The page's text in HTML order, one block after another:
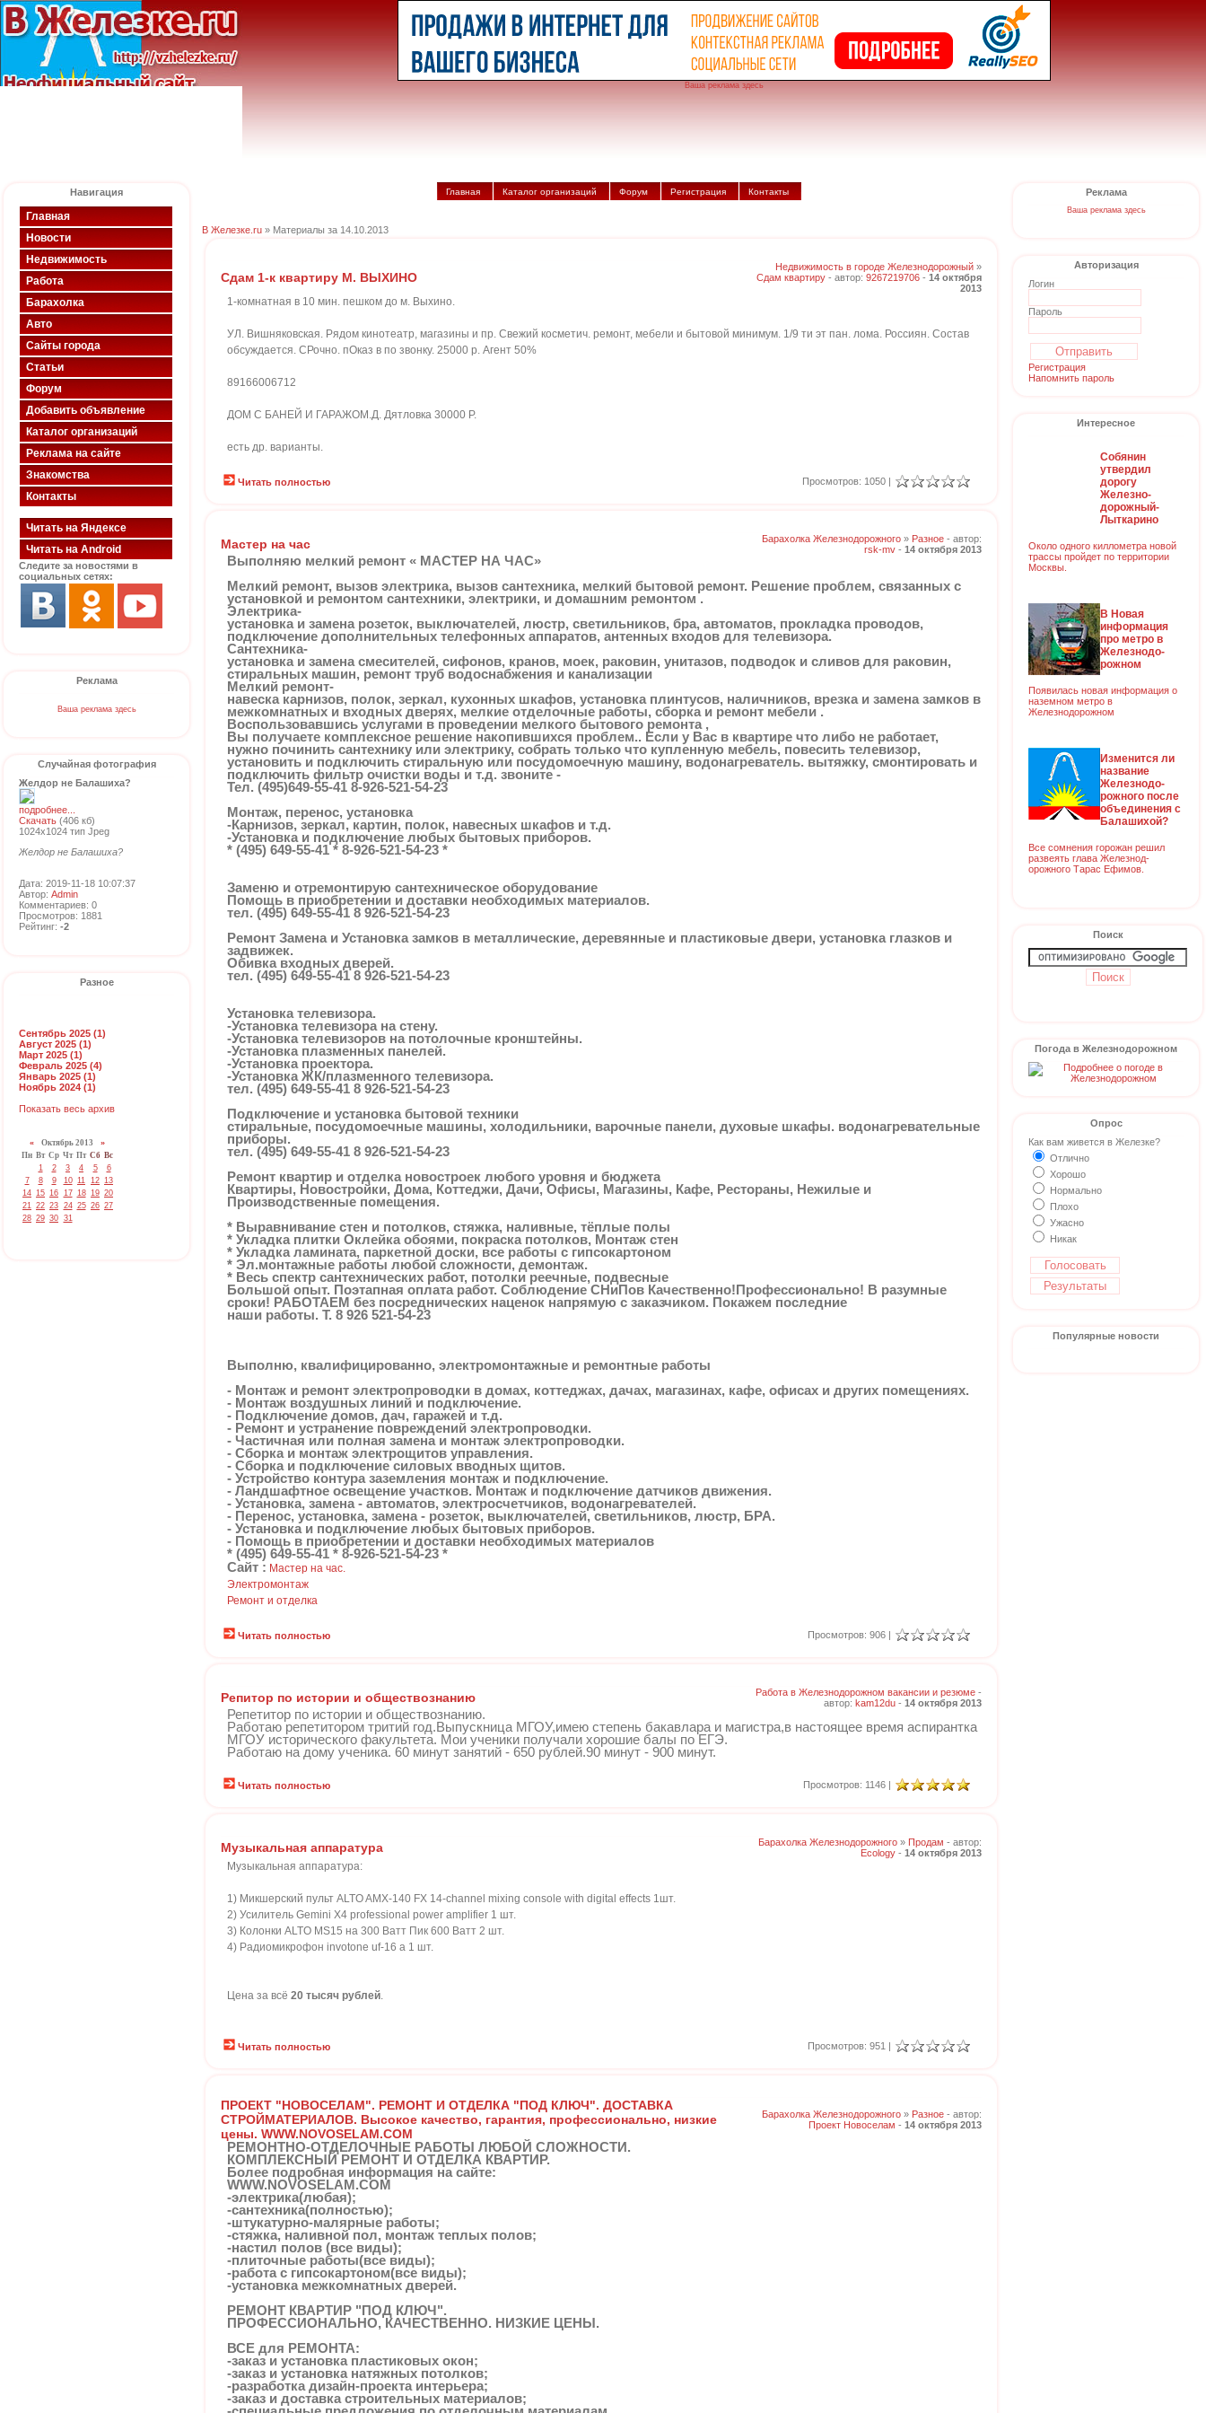
Ваша реклама здесь
Навигация
Главная
Новости
Недвижимость
Работа
Барахолка
Авто
Сайты города
Статьи
Форум
Добавить объявление
Каталог организаций
Реклама на сайте
Знакомства
Контакты
Читать на Яндексе
Читать на Android
Следите за новостями в
социальных сетях:
Реклама
Ваша реклама здесь
Случайная фотография
Желдор не Балашиха?
подробнее...
Скачать (406 кб)
1024x1024 тип Jpeg
Желдор не Балашиха?
Дата: 2019-11-18 10:07:37
Автор: Admin
Комментариев: 0
Просмотров: 1881
Рейтинг: -2
Разное
Сентябрь 2025 (1)
Август 2025 (1)
Март 2025 (1)
Февраль 2025 (4)
Январь 2025 (1)
Ноябрь 2024 (1)
Показать весь архив
« Октябрь 2013 »
Пн Вт Ср Чт Пт Сб Вс
1
2 3 4 5
6
7
8 9 10 11 12 13
14 15 16 17 18 19 20
21 22 23 24 25 26 27
28 29 30 31
Главная Каталог организаций Форум Регистрация Контакты
В Железке.ru » Материалы за 14.10.2013
Сдам 1-к квартиру М. ВЫХИНО
Недвижимость в городе Железнодорожный »
Сдам квартиру - автор: 9267219706 - 14 октября
2013
1-комнатная в 10 мин. пешком до м. Выхино.
УЛ. Вишняковская. Рядом кинотеатр, магазины и пр. Свежий косметич. ремонт, мебели и бытовой минимум. 1/9 ти эт пан. лома. Россиян. Состав
обсуждается. СРочно. пОказ в по звонку. 25000 р. Агент 50%
89166006712
ДОМ С БАНЕЙ И ГАРАЖОМ.Д. Дятловка 30000 Р.
есть др. варианты.
Читать полностью Просмотров: 1050 |
Мастер на час Барахолка Железнодорожного » Разное - автор:
rsk-mv - 14 октября 2013
Выполняю мелкий ремонт « МАСТЕР НА ЧАС»
Мелкий ремонт, вызов электрика, вызов сантехника, мелкий бытовой ремонт. Решение проблем, связанных с
установкой и ремонтом сантехники, электрики, и домашним ремонтом .
Электрика-
установка и замена розеток, выключателей, люстр, светильников, бра, автоматов, прокладка проводов,
подключение дополнительных телефонных аппаратов, антенных входов для телевизора.
Сантехника-
установка и замена смесителей, сифонов, кранов, моек, раковин, унитазов, подводок и сливов для раковин,
стиральных машин, ремонт труб водоснабжения и канализации
Мелкий ремонт-
навеска карнизов, полок, зеркал, кухонных шкафов, установка плинтусов, наличников, врезка и замена замков в
межкомнатных и входных дверях, мелкие отделочные работы, сборка и ремонт мебели .
Воспользовавшись услугами в проведении мелкого бытового ремонта ,
Вы получаете комплексное решение накопившихся проблем.. Если у Вас в квартире что либо не работает,
нужно починить сантехнику или электрику, собрать только что купленную мебель, повесить телевизор,
установить и подключить стиральную или посудомоечную машину, водонагреватель. вытяжку, смонтировать и
подключить фильтр очистки воды и т.д. звоните -
Тел. (495)649-55-41 8-926-521-54-23
Монтаж, перенос, установка
-Карнизов, зеркал, картин, полок, навесных шкафов и т.д.
-Установка и подключение любых бытовых приборов.
* (495) 649-55-41 * 8-926-521-54-23 *
Заменю и отремонтирую сантехническое оборудование
Помощь в приобретении и доставки необходимых материалов.
тел. (495) 649-55-41 8 926-521-54-23
Ремонт Замена и Установка замков в металлические, деревянные и пластиковые двери, установка глазков и
задвижек.
Обивка входных дверей.
тел. (495) 649-55-41 8 926-521-54-23
Установка телевизора.
-Установка телевизора на стену.
-Установка телевизоров на потолочные кронштейны.
-Установка плазменных панелей.
-Установка проектора.
-Установка ЖК/плазменного телевизора.
тел. (495) 649-55-41 8 926-521-54-23
Подключение и установка бытовой техники
стиральные, посудомоечные машины, холодильники, варочные панели, духовые шкафы. водонагревательные
приборы.
тел. (495) 649-55-41 8 926-521-54-23
Ремонт квартир и отделка новостроек любого уровня и бюджета
Квартиры, Новостройки, Дома, Коттеджи, Дачи, Офисы, Магазины, Кафе, Рестораны, Нежилые и
Производственные помещения.
* Выравнивание стен и потолков, стяжка, наливные, тёплые полы
* Укладка плитки Оклейка обоями, покраска потолков, Монтаж стен
* Укладка ламината, паркетной доски, все работы с гипсокартоном
* Эл.монтажные работы любой сложности, демонтаж.
* Весь спектр сантехнических работ, потолки реечные, подвесные
Большой опыт. Поэтапная оплата работ. Соблюдение СНиПов Качественно!Профессионально! В разумные
сроки! РАБОТАЕМ без посреднических наценок напрямую с заказчиком. Покажем последние
наши работы. Т. 8 926 521-54-23
Выполню, квалифицированно, электромонтажные и ремонтные работы
- Монтаж и ремонт электропроводки в домах, коттеджах, дачах, магазинах, кафе, офисах и других помещениях.
- Монтаж воздушных линий и подключение.
- Подключение домов, дач, гаражей и т.д.
- Ремонт и устранение повреждений электропроводки.
- Частичная или полная замена и монтаж электропроводки.
- Сборка и монтаж электрощитов управления.
- Сборка и подключение силовых вводных щитов.
- Устройство контура заземления монтаж и подключение.
- Ландшафтное освещение участков. Монтаж и подключение датчиков движения.
- Установка, замена - автоматов, электросчетчиков, водонагревателей.
- Перенос, установка, замена - розеток, выключателей, светильников, люстр, БРА.
- Установка и подключение любых бытовых приборов.
- Помощь в приобретении и доставки необходимых материалов
* (495) 649-55-41 * 8-926-521-54-23 *
Сайт : Мастер на час.
Электромонтаж
Ремонт и отделка
Читать полностью Просмотров: 906 |
Репитор по истории и обществознанию Работа в Железнодорожном вакансии и резюме -
автор: kam12du - 14 октября 2013
Репетитор по истории и обществознанию.
Работаю репетитором тритий год.Выпускница МГОУ,имею степень бакавлара и магистра,в настоящее время аспирантка
МГОУ исторического факультета. Мои ученики получали хорошие балы по ЕГЭ.
Работаю на дому ученика. 60 минут занятий - 650 рублей.90 минут - 900 минут.
Читать полностью Просмотров: 1146 |
Музыкальная аппаратура Барахолка Железнодорожного » Продам - автор:
Ecology - 14 октября 2013
Музыкальная аппаратура:
1) Микшерский пульт ALTO AMX-140 FX 14-channel mixing console with digital effects 1шт.
2) Усилитель Gemini X4 professional power amplifier 1 шт.
3) Колонки ALTO MS15 на 300 Ватт Пик 600 Ватт 2 шт.
4) Радиомикрофон invotone uf-16 a 1 шт.
Цена за всё 20 тысяч рублей.
Читать полностью Просмотров: 951 |
ПРОЕКТ "НОВОСЕЛАМ". РЕМОНТ И ОТДЕЛКА "ПОД КЛЮЧ". ДОСТАВКА
СТРОЙМАТЕРИАЛОВ. Высокое качество, гарантия, профессионально, низкие
цены. WWW.NOVOSELAM.COM
Барахолка Железнодорожного » Разное - автор:
Проект Новоселам - 14 октября 2013
РЕМОНТНО-ОТДЕЛОЧНЫЕ РАБОТЫ ЛЮБОЙ СЛОЖНОСТИ.
КОМПЛЕКСНЫЙ РЕМОНТ И ОТДЕЛКА КВАРТИР.
Более подробная информация на сайте:
WWW.NOVOSELAM.COM
-электрика(любая);
-сантехника(полностью);
-штукатурно-малярные работы;
-стяжка, наливной пол, монтаж теплых полов;
-настил полов (все виды);
-плиточные работы(все виды);
-работа с гипсокартоном(все виды);
-установка межкомнатных дверей.
РЕМОНТ КВАРТИР "ПОД КЛЮЧ".
ПРОФЕССИОНАЛЬНО, КАЧЕСТВЕННО. НИЗКИЕ ЦЕНЫ.
ВСЕ для РЕМОНТА:
-заказ и установка пластиковых окон;
-заказ и установка натяжных потолков;
-разработка дизайн-проекта интерьера;
-заказ и доставка строительных материалов;
Реклама
Ваша реклама здесь
Авторизация
Логин
Пароль
Регистрация
Напомнить пароль
Интересное
Собянин
утвердил
дорогу
Железно-
дорожный-
Лыткарино
Около одного киллометра новой
трассы пройдет по территории
Москвы.
В Новая
информация
про метро в
Железнодо-
рожном
Появилась новая информация о
наземном метро в
Железнодорожном
Изменится ли
название
Железнодо-
рожного после
объединения с
Балашихой?
Все сомнения горожан решил
развеять глава Железнод-
орожного Тарас Ефимов.
Поиск
Погода в Железнодорожном
Опрос
Как вам живется в Железке?
Отлично
Хорошо
Нормально
Плохо
Ужасно
Никак
Популярные новости